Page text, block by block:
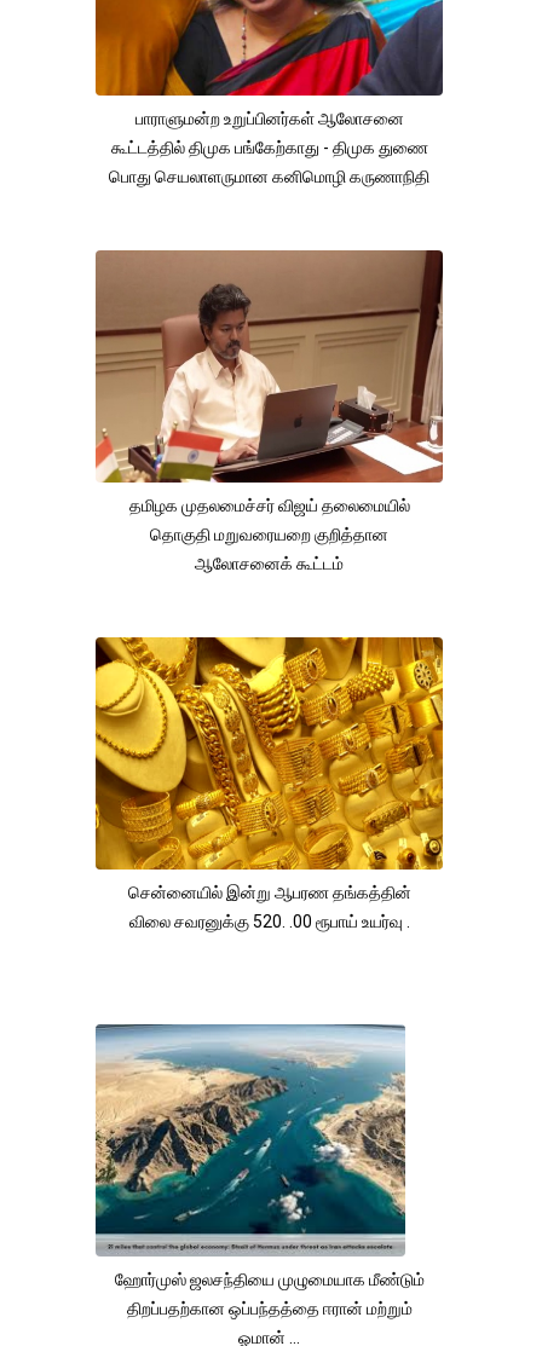
பாராளுமன்ற உறுப்பினர்கள் ஆலோசனை
கூட்டத்தில் திமுக பங்கேற்காது - திமுக துணை
பொது செயலாளருமான கனிமொழி கருணாநிதி
தமிழக முதலமைச்சர் விஜய் தலைமையில்
தொகுதி மறுவரையறை குறித்தான
ஆலோசனைக் கூட்டம்
சென்னையில் இன்று ஆபரண தங்கத்தின்
விலை சவரனுக்கு 520. .00 ரூபாய் உயர்வு .
ஹோர்முஸ் ஜலசந்தியை முழுமையாக மீண்டும்
திறப்பதற்கான ஒப்பந்தத்தை ஈரான் மற்றும்
ஓமான் ...